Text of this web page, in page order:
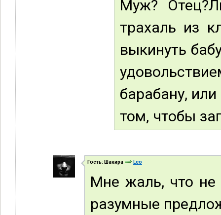
Муж?
трахаль из
выкинуть
барабану,
том, чтобы
Гость: Шакира Leo
Мне жаль, что
разумные